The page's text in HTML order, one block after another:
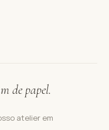
de papel.
atelier em